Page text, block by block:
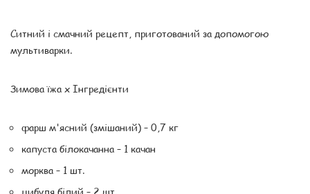
Ситний і смачний рецепт, приготований за допомогою
мультиварки.
Зимова їжа x Інгредієнти
фарш м'ясний (змішаний) – 0,7 кг
капуста білокачанна – 1 качан
морква – 1 шт.